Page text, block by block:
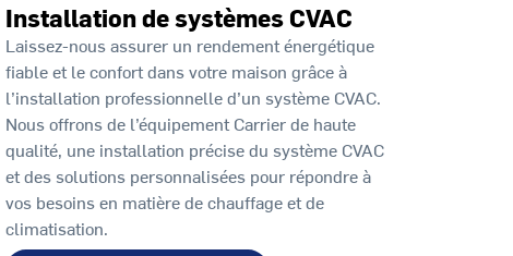
Installation de systèmes CVAC
Laissez-nous assurer un rendement énergétique
fiable et le confort dans votre maison grâce à
l’installation professionnelle d’un système CVAC.
Nous offrons de l’équipement Carrier de haute
qualité, une installation précise du système CVAC
et des solutions personnalisées pour répondre à
vos besoins en matière de chauffage et de
climatisation.